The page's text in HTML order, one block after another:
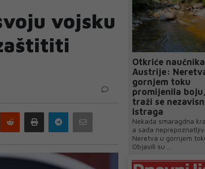
vojsku
PinterestReddit Print Telegram
Otkriće
Austrije:
gornjem toku
promijenila boju,
traži se
istraga
Nekada smaragdna
a sada
Neretva u gornjem
Objavili su ...